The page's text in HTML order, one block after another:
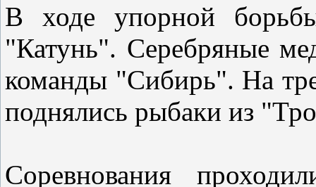
В ходе упорной
"Катунь". Серебряные
команды "Сибирь". На
поднялись рыбаки из
Соревнования